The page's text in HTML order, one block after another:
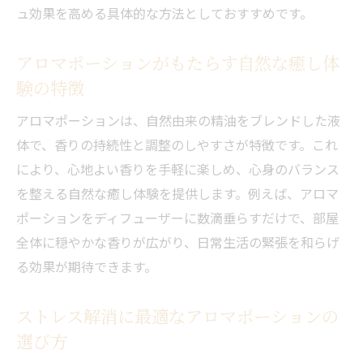
アロマトリートメントでストレス解消を目
香りの種類で変わるリフレッシュ体験のポ
イント
アロマポーションを使った実践的なマッサ
ージ方法
心身を整えるリフレッシュアロママッサー
ジの魅力
ストレス解消に効く香りの選び方と組み合
わせ術
自然派アロマポーションがもたらす癒しの秘密
自然由来のアロマポーションでストレス解
消を目指す
ュ効果を高める具体的な方法としておすすめです。
アロマポーションがもたらす自然な癒し体
験の特徴
アロマポーションは、自然由来の精油をブレンドした液
体で、香りの持続性と調整のしやすさが特徴です。これ
により、心地よい香りを手軽に楽しめ、心身のバランス
を整える自然な癒し体験を提供します。例えば、アロマ
ポーションをディフューザーに数滴垂らすだけで、部屋
全体に穏やかな香りが広がり、日常生活の緊張を和らげ
る効果が期待できます。
ストレス解消に最適なアロマポーションの
選び方